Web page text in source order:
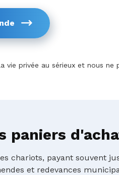
vie privée au sérieux et nous ne
paniers
chariots, payant souvent
et redevances